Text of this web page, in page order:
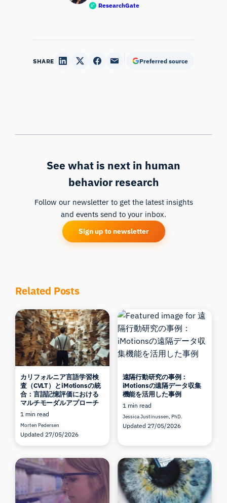
ResearchGate
SHARE Preferred source
See what is next in human
behavior research
Follow our newsletter to get the latest insights
and events send to your inbox.
Sign up to newsletter
Related Posts
カリフォルニア言語学習検
査（CVLT）とiMotionsの統
合：言語記憶評価における
マルチモーダルアプローチ
1 min read
Morten Pedersen
Updated 27/05/2026
遠隔行動研究の事例：
iMotionsの遠隔データ収集
機能を活用した事例
1 min read
Jessica Justinussen, PhD.
Updated 27/05/2026